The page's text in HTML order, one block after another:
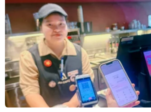
Trung Quốc: Cảnh sát Hong Kong,
Macau triệt phá vụ lừa đảo đầu tư
Fun Coffee
05/08/2026 06:41
Afghanistan đối mặt khủng hoảng
lương thực nghiêm trọng do thiếu